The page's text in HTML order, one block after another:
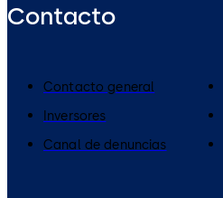
Contacto
Contacto general
Inversores
Canal de denuncias